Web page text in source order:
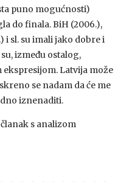
puno mogućnosti)
do finala. BiH (2006.),
i sl. su imali jako dobre i
između ostalog,
Latvija može
se nadam da će me
iznenaditi.
s analizom